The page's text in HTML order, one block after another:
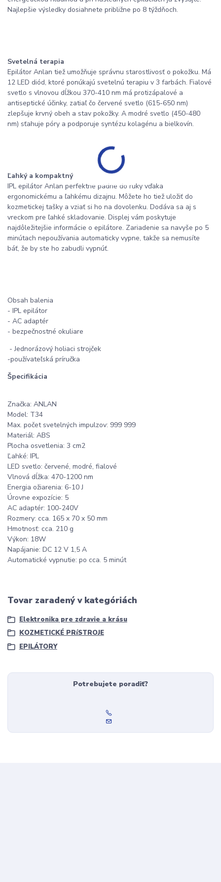
Najlepšie výsledky dosiahnete približne po 8 týždňoch.
Svetelná terapia
Epilátor Anlan tiež umožňuje správnu starostlivosť o pokožku. Má
12 LED diód, ktoré ponúkajú svetelnú terapiu v 3 farbách. Fialové
svetlo s vlnovou dĺžkou 370-410 nm má protizápalové a
antiseptické účinky, zatiaľ čo červené svetlo (615-650 nm)
zlepšuje krvný obeh a stav pokožky. A modré svetlo (450-480
nm) sťahuje póry a podporuje syntézu kolagénu a bielkovín.
Ľahký a kompaktný
IPL epilátor Anlan perfektne padne do ruky vďaka
ergonomickému a ľahkému dizajnu. Môžete ho tiež uložiť do
kozmetickej tašky a vziať si ho na dovolenku. Dodáva sa aj s
vreckom pre ľahké skladovanie. Displej vám poskytuje
najdôležitejšie informácie o epilátore. Zariadenie sa navyše po 5
minútach nepoužívania automaticky vypne, takže sa nemusíte
báť, že by ste ho zabudli vypnúť.
Obsah balenia
- IPL epilátor
- AC adaptér
- bezpečnostné okuliare
- Jednorázový holiaci strojček
-používateľská príručka
Špecifikácia
Značka: ANLAN
Model: T34
Max. počet svetelných impulzov: 999 999
Materiál: ABS
Plocha osvetlenia: 3 cm2
Ľahké: IPL
LED svetlo: červené, modré, fialové
Vlnová dĺžka: 470-1200 nm
Energia ožiarenia: 6-10 J
Úrovne expozície: 5
AC adaptér: 100-240V
Rozmery: cca. 165 x 70 x 50 mm
Hmotnosť: cca. 210 g
Výkon: 18W
Napájanie: DC 12 V 1,5 A
Automatické vypnutie: po cca. 5 minút
Tovar zaradený v kategóriách
Elektronika pre zdravie a krásu
KOZMETICKÉ PRíSTROJE
EPILÁTORY
Potrebujete poradiť?